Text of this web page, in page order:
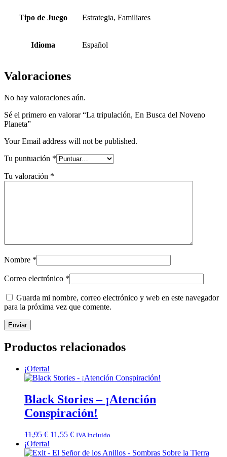
Tipo de Juego Estrategia, Familiares
Idioma Español
Valoraciones
No hay valoraciones aún.
Sé el primero en valorar “La tripulación, En Busca del Noveno
Planeta”
Your Email address will not be published.
Tu puntuación *
Tu valoración *
Nombre *
Correo electrónico *
Guarda mi nombre, correo electrónico y web en este navegador
para la próxima vez que comente.
Productos relacionados
¡Oferta!
Black Stories – ¡Atención
Conspiración!
11,95€ El
original
11,55 €El
actual
IVA Incluido
¡Oferta!